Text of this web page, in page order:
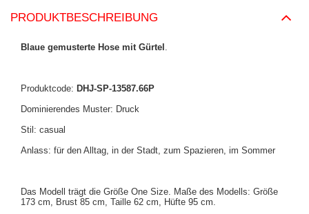
PRODUKTBESCHREIBUNG
Blaue gemusterte Hose mit Gürtel
Produktcode: DHJ-SP-13587.66P
Dominierendes Muster: Druck
Stil: casual
Anlass: für den Alltag, in der Stadt, zum Spazieren, im Sommer
Das Modell trägt die Größe One Size. Maße des Modells: Größe
173 cm, Brust 85 cm, Taille 62 cm, Hüfte 95 cm.